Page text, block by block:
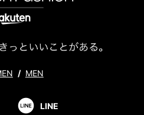
/ MEN
LINE